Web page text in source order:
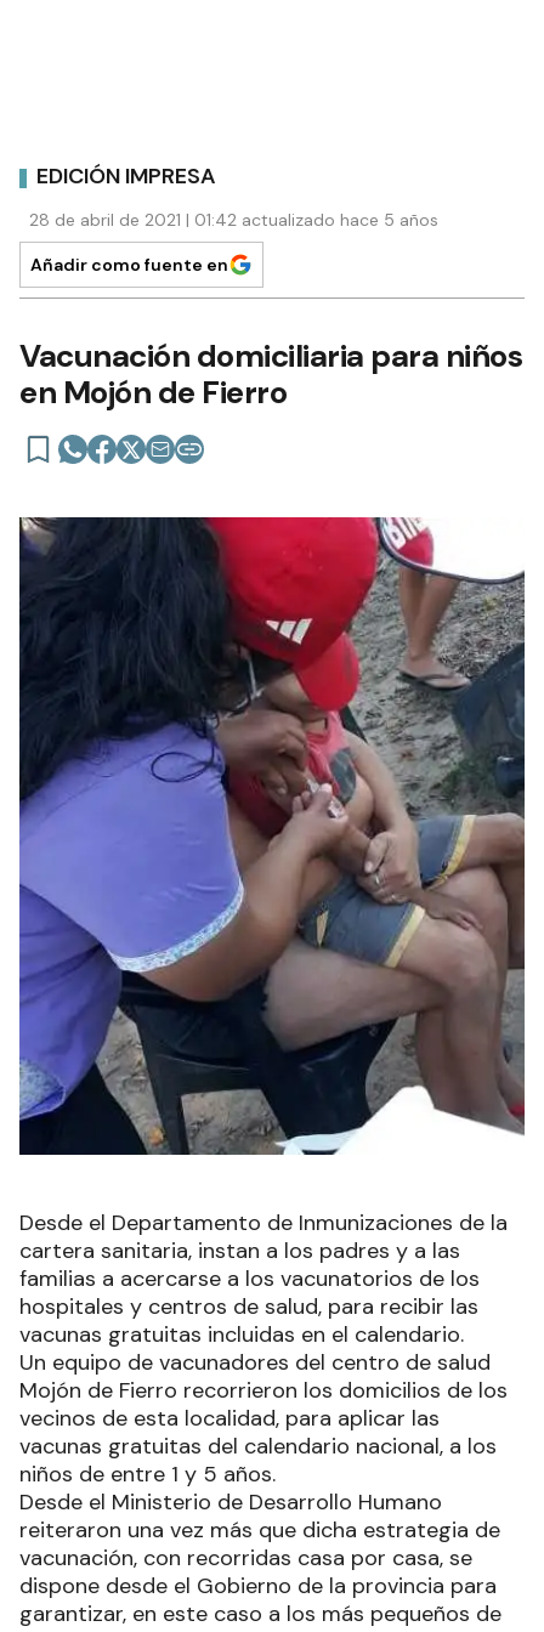
EDICIÓN IMPRESA
28 de abril de 2021 | 01:42 actualizado hace 5 años
Añadir como fuente en
Vacunación domiciliaria para niños
en Mojón de Fierro
Desde el Departamento de Inmunizaciones de la
cartera sanitaria, instan a los padres y a las
familias a acercarse a los vacunatorios de los
hospitales y centros de salud, para recibir las
vacunas gratuitas incluidas en el calendario.
Un equipo de vacunadores del centro de salud
Mojón de Fierro recorrieron los domicilios de los
vecinos de esta localidad, para aplicar las
vacunas gratuitas del calendario nacional, a los
niños de entre 1 y 5 años.
Desde el Ministerio de Desarrollo Humano
reiteraron una vez más que dicha estrategia de
vacunación, con recorridas casa por casa, se
dispone desde el Gobierno de la provincia para
garantizar, en este caso a los más pequeños de